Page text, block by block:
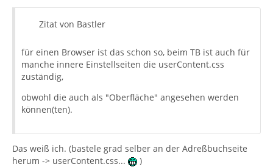
Zitat von Bastler
für einen Browser ist das schon so, beim TB ist auch für
manche innere Einstellseiten die userContent.css
zuständig,
obwohl die auch als "Oberfläche" angesehen werden
können(ten).
Das weiß ich. (bastele grad selber an der Adreßbuchseite
herum -> userContent.css...
)